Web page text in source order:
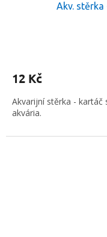
Akv.
12 Kč
Akvarijní stěrka -
akvária.